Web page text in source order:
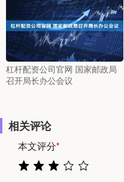
杠杆配资公司官网 国家邮政局
召开局长办公会议
相关评论
本文评分*